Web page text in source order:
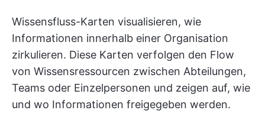
Wissensfluss-Karten visualisieren, wie
Informationen innerhalb einer Organisation
zirkulieren. Diese Karten verfolgen den Flow
von Wissensressourcen zwischen Abteilungen,
Teams oder Einzelpersonen und zeigen auf, wie
und wo Informationen freigegeben werden.